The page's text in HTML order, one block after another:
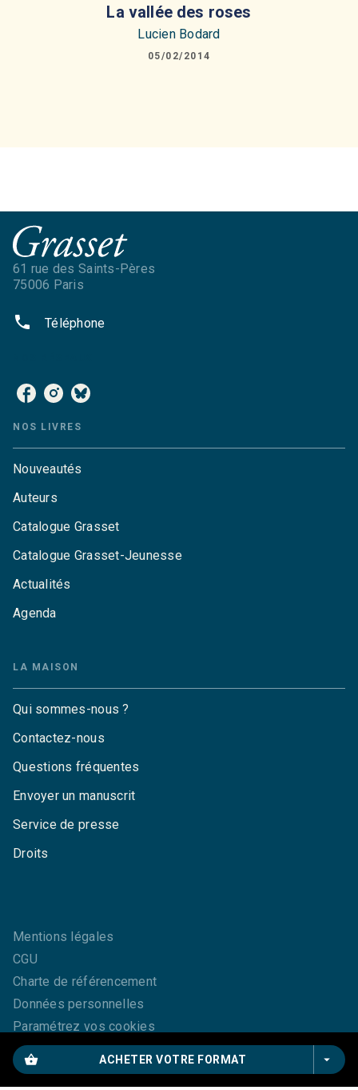
shopping_basket ACHETER VOTRE FORMAT arrow_drop_down
La vallée des roses
Lucien Bodard
05/02/2014
61 rue des Saints-Pères
75006 Paris
phone Téléphone
NOS LIVRES
Nouveautés
Auteurs
Catalogue Grasset
Catalogue Grasset-Jeunesse
Actualités
Agenda
LA MAISON
Qui sommes-nous ?
Contactez-nous
Questions fréquentes
Envoyer un manuscrit
Service de presse
Droits
Mentions légales
CGU
Charte de référencement
Données personnelles
Paramétrez vos cookies